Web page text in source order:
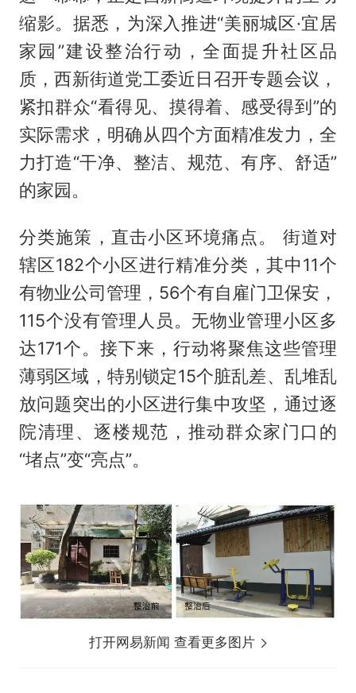
缩影。据悉，为深入推进“美丽城区·宜居
家园”建设整治行动，全面提升社区品
质，西新街道党工委近日召开专题会议，
紧扣群众“看得见、摸得着、感受得到”的
实际需求，明确从四个方面精准发力，全
力打造“干净、整洁、规范、有序、舒适”
的家园。
分类施策，直击小区环境痛点。 街道对
辖区182个小区进行精准分类，其中11个
有物业公司管理，56个有自雇门卫保安，
115个没有管理人员。无物业管理小区多
达171个。接下来，行动将聚焦这些管理
薄弱区域，特别锁定15个脏乱差、乱堆乱
放问题突出的小区进行集中攻坚，通过逐
院清理、逐楼规范，推动群众家门口的
“堵点”变“亮点”。
打开网易新闻 查看更多图片